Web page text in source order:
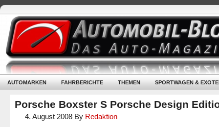
AUTOMARKEN FAHRBERICHTE THEMEN SPORTWAGEN &
Porsche Boxster S Porsche Design
4. August 2008 By Redaktion